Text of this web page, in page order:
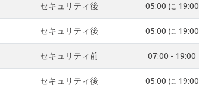
セキュリティ後 05:00 に 19:00
セキュリティ後 05:00 に 19:00
セキュリティ前 07:00 - 19:00
セキュリティ後 05:00 に 19:00